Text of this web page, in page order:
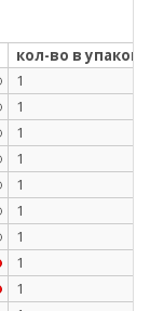
кол-во в
1
1
1
1
1
1
1
1
1